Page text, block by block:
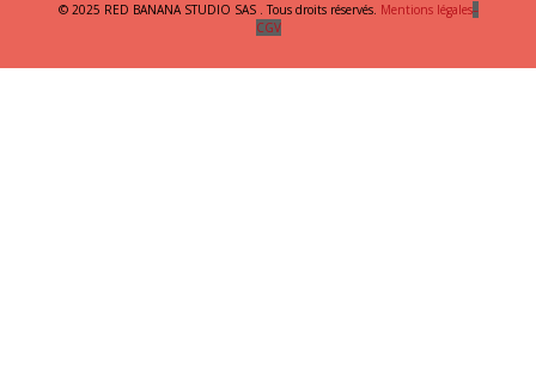
© 2025 RED BANANA STUDIO SAS . Tous droits réservés. Mentions légales–
CGV